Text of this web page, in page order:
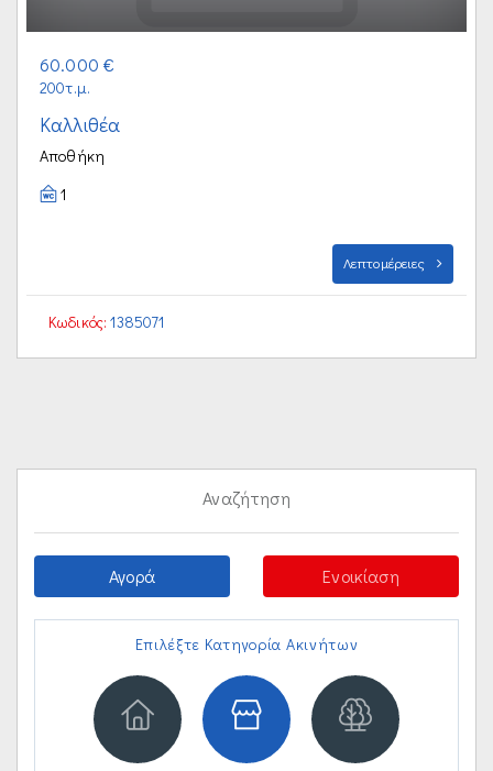
60.000 €
200τ.μ.
Καλλιθέα
Αποθήκη
1
Λεπτομέρειες
Κωδικός: 1385071
Αναζήτηση
Αγορά Ενοικίαση
Επιλέξτε Κατηγορία Ακινήτων